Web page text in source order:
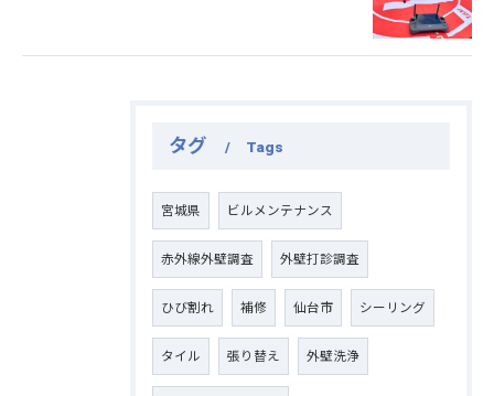
タグ Tags
宮城県 ビルメンテナンス
赤外線外壁調査 外壁打診調査
ひび割れ 補修 仙台市 シーリング
タイル 張り替え 外壁洗浄